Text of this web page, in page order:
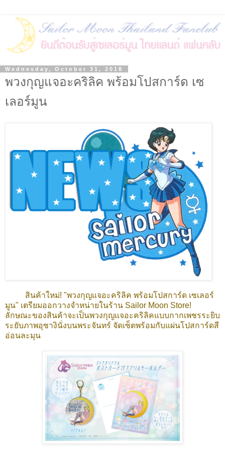
Wednesday, October 31, 2018
พวงกุญแจอะคริลิค พร้อมโปสการ์ด เซ
เลอร์มูน
สินค้าใหม่! "พวงกุญแจอะคริลิค พร้อมโปสการ์ด เซเลอร์
มูน" เตรียมออกวางจำหน่ายในร้าน Sailor Moon Store!
ลักษณะของสินค้าจะเป็นพวงกุญแจอะคริลิคแบบกากเพชรระยิบ
ระยับภาพอุซางินั่งบนพระจันทร์ จัดเซ็ตพร้อมกับแผ่นโปสการ์ดสี
อ่อนละมุน